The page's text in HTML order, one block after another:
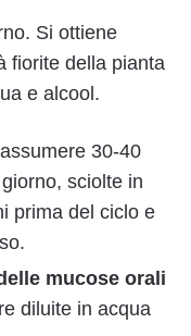
Si ottiene
fiorite della pianta
e alcool.
assumere 30-40
sciolte in
prima del ciclo e
mucose orali
diluite in acqua